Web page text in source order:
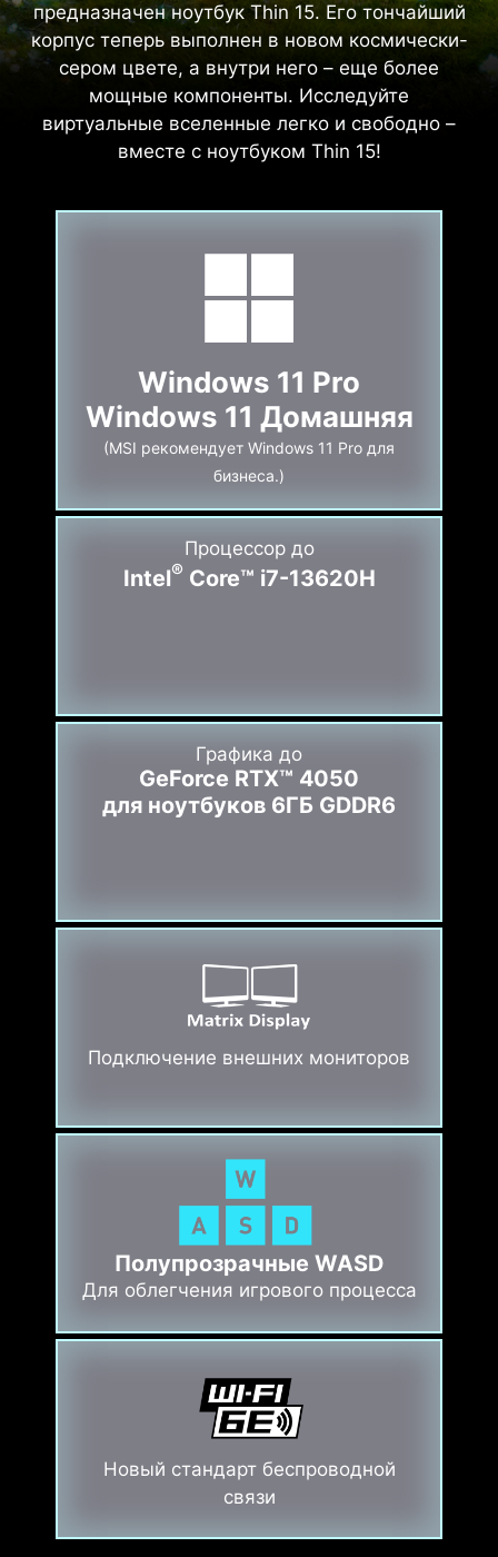
предназначен ноутбук Thin 15. Его тончайший
корпус теперь выполнен в новом космически-
сером цвете, а внутри него – еще более
мощные компоненты. Исследуйте
виртуальные вселенные легко и свободно –
вместе с ноутбуком Thin 15!
Windows 11 Pro
Windows 11 Домашняя
(MSI рекомендует Windows 11 Pro для
бизнеса.)
Процессор до
Intel® Core™ i7-13620H
Графика до
GeForce RTX™ 4050
для ноутбуков 6ГБ GDDR6
Подключение внешних мониторов
Полупрозрачные WASD
Для облегчения игрового процесса
Новый стандарт беспроводной
связи